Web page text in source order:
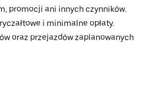
promocji ani innych czynników.
i minimalne opłaty.
oraz przejazdów zaplanowanych